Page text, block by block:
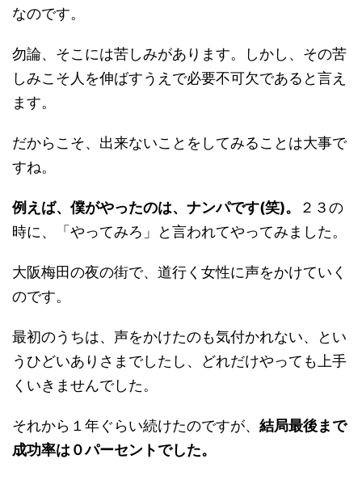
なのです。
勿論、そこには苦しみがあります。しかし、その苦
しみこそ人を伸ばすうえで必要不可欠であると言え
ます。
だからこそ、出来ないことをしてみることは大事で
すね。
例えば、僕がやったのは、ナンパです(笑)。
２３の
時に、「やってみろ」と言われてやってみました。
大阪梅田の夜の街で、道行く女性に声をかけていく
のです。
最初のうちは、声をかけたのも気付かれない、とい
うひどいありさまでしたし、どれだけやっても上手
くいきませんでした。
それから１年ぐらい続けたのですが、 結局最後まで
成功率は０パーセントでした。